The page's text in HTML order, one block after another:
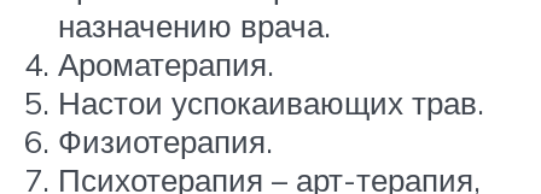
назначению врача.
Ароматерапия.
Настои успокаивающих трав.
Физиотерапия.
Психотерапия – арт-терапия,